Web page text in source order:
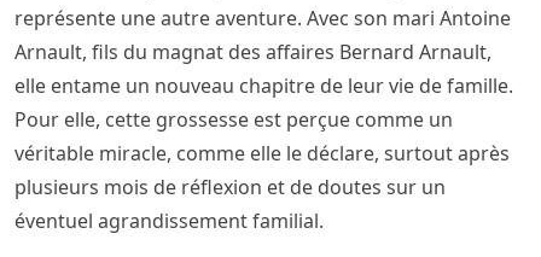
représente une autre aventure. Avec son mari Antoine
Arnault, fils du magnat des affaires Bernard Arnault,
elle entame un nouveau chapitre de leur vie de famille.
Pour elle, cette grossesse est perçue comme un
véritable miracle, comme elle le déclare, surtout après
plusieurs mois de réflexion et de doutes sur un
éventuel agrandissement familial.